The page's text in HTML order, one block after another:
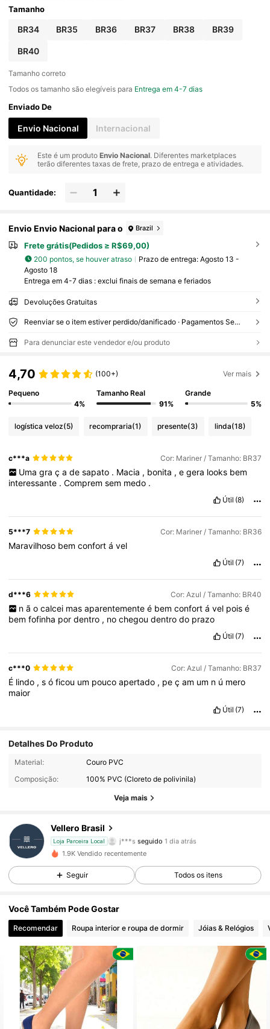
Tamanho
BR34 BR35 BR36 BR37 BR38 BR39
BR40
Tamanho correto
Todos os tamanho são elegíveis para Entrega em 4-7 dias
Enviado De
Envio Nacional Internacional
Este é um produtoEnvio Nacional. Diferentes marketplaces
terão diferentes taxas de frete, prazo de entrega e atividades.
Quantidade:
Envio Envio Nacional para o Brazil
Frete grátis(Pedidos ≥ R$69,00)
200 pontos, se houver atraso Prazo de entrega: Agosto 13 -
Agosto 18
Entrega em 4-7 dias : exclui finais de semana e feriados
Devoluções Gratuitas
Reenviar se o item estiver perdido/danificado · Pagamentos Seguros · Proteção de privacidade
Para denunciar este vendedor e/ou produto
4,70 (100+) Ver mais
Pequeno
4%
Tamanho Real
91%
Grande
5%
logística veloz(5) recompraria(1) presente(3) linda(18)
c***a Cor: Mariner / Tamanho: BR37
Uma gra ç a de sapato . Macia , bonita , e gera looks bem
interessante .Compremsem medo .
Útil (8)
5***7 Cor: Mariner / Tamanho: BR36
Maravilhoso bemconfortável
Útil (7)
d***6 Cor: Azul / Tamanho: BR40
n ã o calcei mas aparentemente é bem confort á vel pois é
bemfofinha pordentro , nochegoudentrodo prazo
Útil (7)
c***0 Cor: Azul / Tamanho: BR37
É lindo ,sóficou um poucoapertado , peçam um n ú mero
maior
Útil (7)
Detalhes Do Produto
Material:
Couro PVC
Composição:
100% PVC (Cloreto de polivinila)
Veja mais
Vellero Brasil
Loja Parceira Local
4,66 203 Seguidores
4,66
203 Seguidores
203 Seguidores
203 Seguidores
4,66
4,66
4,66 203 Seguidores
1.9K Vendido recentemente
Seguir Todos os itens
Você Também Pode Gostar
Recomendar Roupa interior e roupa de dormir Jóias & Relógios